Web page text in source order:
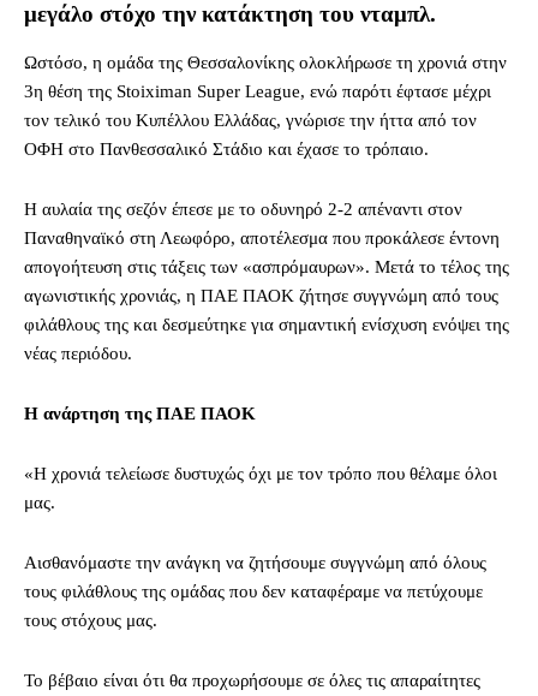
μεγάλο στόχο την κατάκτηση του νταμπλ.
Ωστόσο, η ομάδα της Θεσσαλονίκης ολοκλήρωσε τη χρονιά στην
3η θέση της Stoiximan Super League, ενώ παρότι έφτασε μέχρι
τον τελικό του Κυπέλλου Ελλάδας, γνώρισε την ήττα από τον
ΟΦΗ στο Πανθεσσαλικό Στάδιο και έχασε το τρόπαιο.
Η αυλαία της σεζόν έπεσε με το οδυνηρό 2-2 απέναντι στον
Παναθηναϊκό στη Λεωφόρο, αποτέλεσμα που προκάλεσε έντονη
απογοήτευση στις τάξεις των «ασπρόμαυρων». Μετά το τέλος της
αγωνιστικής χρονιάς, η ΠΑΕ ΠΑΟΚ ζήτησε συγγνώμη από τους
φιλάθλους της και δεσμεύτηκε για σημαντική ενίσχυση ενόψει της
νέας περιόδου.
Η ανάρτηση της ΠΑΕ ΠΑΟΚ
«Η χρονιά τελείωσε δυστυχώς όχι με τον τρόπο που θέλαμε όλοι
μας.
Αισθανόμαστε την ανάγκη να ζητήσουμε συγγνώμη από όλους
τους φιλάθλους της ομάδας που δεν καταφέραμε να πετύχουμε
τους στόχους μας.
Το βέβαιο είναι ότι θα προχωρήσουμε σε όλες τις απαραίτητες